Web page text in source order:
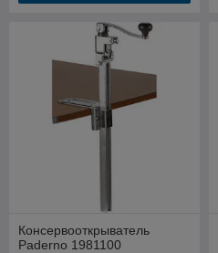
Консервооткрыватель
Paderno 1981100